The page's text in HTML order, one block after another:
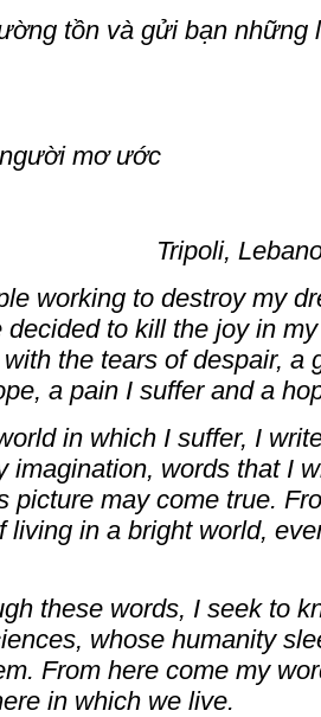
tồn và gửi bạn những
mơ ước
Tripoli,
working to destroy my
decided to kill the joy in
the tears of despair, a
a pain I suffer and a
in which I suffer, I
imagination, words that I
picture may come true.
living in a bright world,
these words, I seek to
whose humanity
From here come my
in which we live.